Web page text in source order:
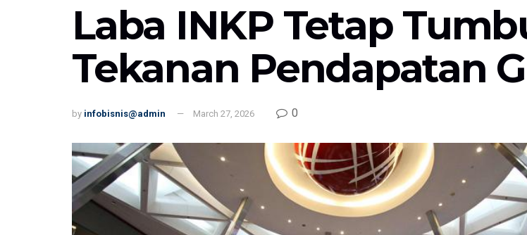
Laba INKP Tetap
Tekanan Pendapatan
by infobisnis@admin March 27, 2026 0